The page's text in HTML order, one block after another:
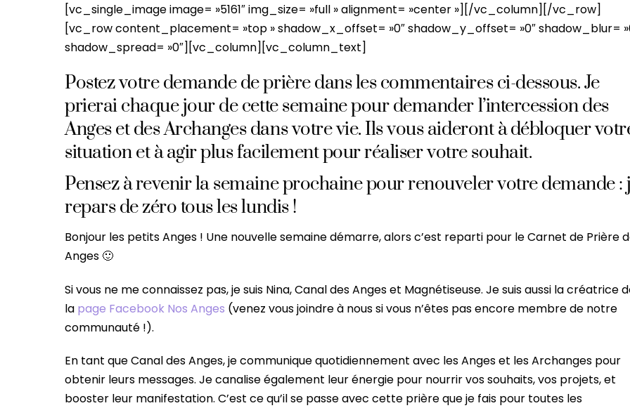
[vc_single_image image= »5161″ img_size= »full » alignment= »center »][/vc_column][/vc_row]
[vc_row content_placement= »top » shadow_x_offset= »0″ shadow_y_offset= »0″ shadow_blur=
shadow_spread= »0″][vc_column][vc_column_text]
Postez votre demande de prière dans les commentaires ci-dessous. Je
prierai chaque jour de cette semaine pour demander l’intercession des
Anges et des Archanges dans votre vie. Ils vous aideront à débloquer
situation et à agir plus facilement pour réaliser votre souhait.
Pensez à revenir la semaine prochaine pour renouveler votre demande :
repars de zéro tous les lundis !
Bonjour les petits Anges ! Une nouvelle semaine démarre, alors c’est reparti pour le Carnet de Prière
Anges 🙂
Si vous ne me connaissez pas, je suis Nina, Canal des Anges et Magnétiseuse. Je suis aussi la créatrice
la page Facebook Nos Anges (venez vous joindre à nous si vous n’êtes pas encore membre de notre
communauté !).
En tant que Canal des Anges, je communique quotidiennement avec les Anges et les Archanges pour
obtenir leurs messages. Je canalise également leur énergie pour nourrir vos souhaits, vos projets, et
booster leur manifestation. C’est ce qu’il se passe avec cette prière que je fais pour toutes les